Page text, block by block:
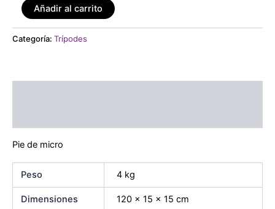
Añadir al carrito
Categoría: Trípodes
Pie de micro
Peso 4 kg
Dimensiones 120 × 15 × 15 cm